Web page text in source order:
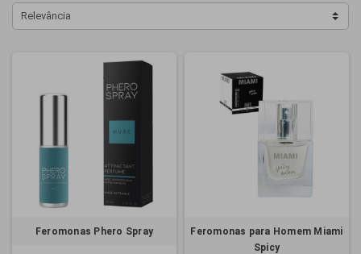
Relevância
Feromonas Phero Spray
Feromonas para Homem Miami
Spicy